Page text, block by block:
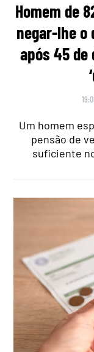
Homem de
negar-lhe o
após 45
Um homem
pensão de
suficiente